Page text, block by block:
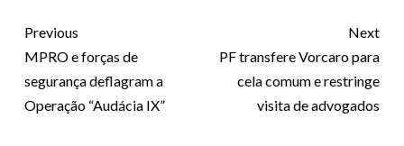
Previous
MPRO e forças de
segurança deflagram a
Operação “Audácia IX”
Next
PF transfere Vorcaro para
cela comum e restringe
visita de advogados